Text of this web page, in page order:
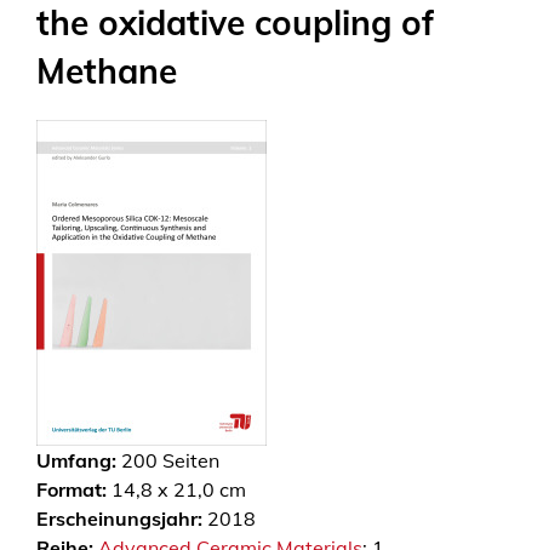
the oxidative coupling of
Methane
Umfang: 200 Seiten
Format: 14,8 x 21,0 cm
Erscheinungsjahr: 2018